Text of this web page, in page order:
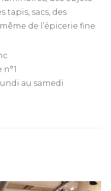
tapis, sacs, des
de l’épicerie fine.
au samedi